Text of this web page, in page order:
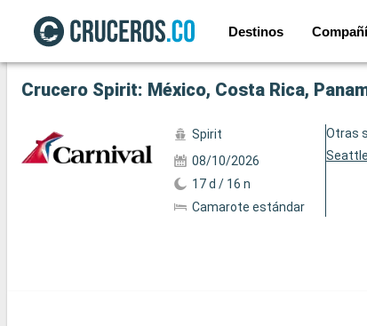
Destinos
Ver las 32 fotos siguientes
Crucero Spirit: México, Costa Rica,
Spirit
08/10/2026
17 d / 16 n
Camarote estándar
Otras
Seattle